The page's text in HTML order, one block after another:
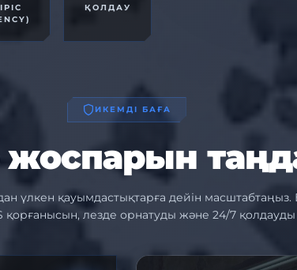
ҚОЛДАУ
ИКЕМДІ БАҒА
жоспарын
үлкен қауымдастықтарға дейін масштабтаңыз.
қорғанысын, лезде орнатуды және 24/7